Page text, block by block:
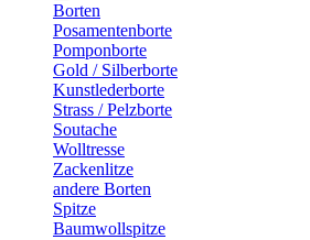
Borten
Posamentenborte
Pomponborte
Gold / Silberborte
Kunstlederborte
Strass / Pelzborte
Soutache
Wolltresse
Zackenlitze
andere Borten
Spitze
Baumwollspitze